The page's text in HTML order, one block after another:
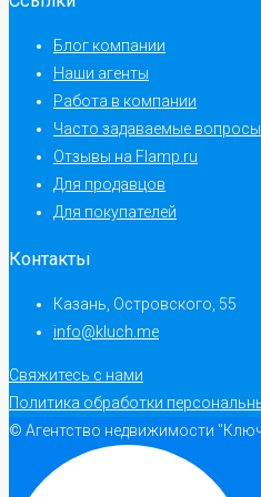
Блог компании
Наши агенты
Работа в компании
Часто задаваемые вопросы
Отзывы на Flamp.ru
Для продавцов
Для покупателей
Контакты
Казань, Островского, 55
info@kluch.me
Свяжитесь с нами
Политика обработки
© Агентство недвижимости